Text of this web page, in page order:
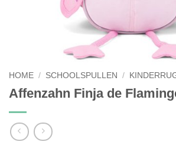
HOME / SCHOOLSPULLEN /
Affenzahn Finja de